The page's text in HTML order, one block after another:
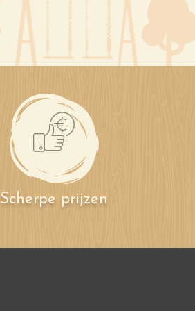
Scherpe prijzen